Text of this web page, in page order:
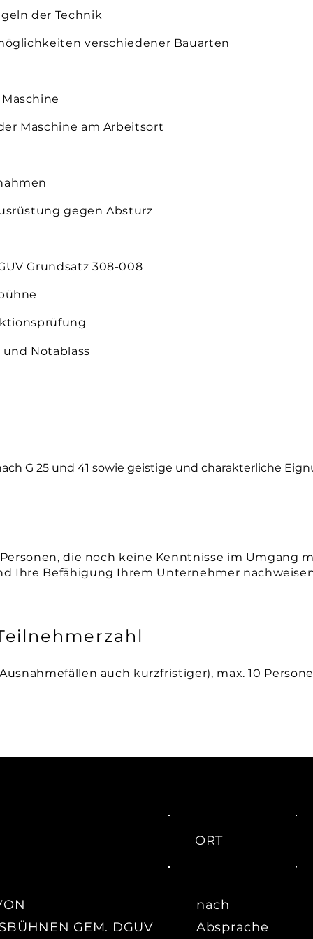
der Technik
verschiedener Bauarten
Maschine am Arbeitsort
gegen Absturz
Grundsatz 308-008
Notablass
G 25 und 41 sowie geistige und charakterliche
die noch keine Kenntnisse im Umgang
Ihre Befähigung Ihrem Unternehmer
auch kurzfristiger), max. 10
ORT
GEM. DGUV
nach
Absprache